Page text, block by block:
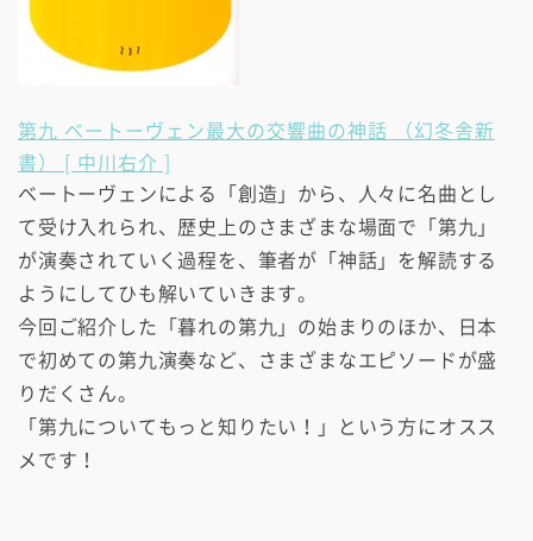
第九 ベートーヴェン最大の交響曲の神話 （幻冬舎新
書） [ 中川右介 ]
ベートーヴェンによる「創造」から、人々に名曲とし
て受け入れられ、歴史上のさまざまな場面で「第九」
が演奏されていく過程を、筆者が「神話」を解読する
ようにしてひも解いていきます。
今回ご紹介した「暮れの第九」の始まりのほか、日本
で初めての第九演奏など、さまざまなエピソードが盛
りだくさん。
「第九についてもっと知りたい！」という方にオスス
メです！